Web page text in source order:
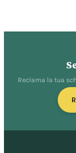
Reclama la tua